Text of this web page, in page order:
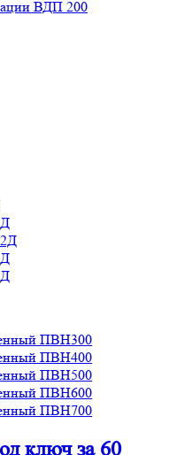
ВДП 200
ПВН300
ПВН400
ПВН500
ПВН600
ПВН700
ключ за 60